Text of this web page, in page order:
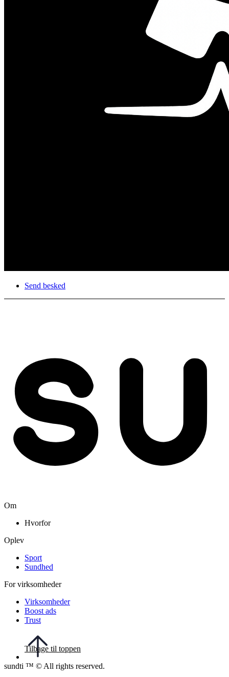
Send besked
Om
Hvorfor
Oplev
Sport
Sundhed
For virksomheder
Virksomheder
Boost ads
Trust
Tilbage til toppen
sundti ™ © All rights reserved.